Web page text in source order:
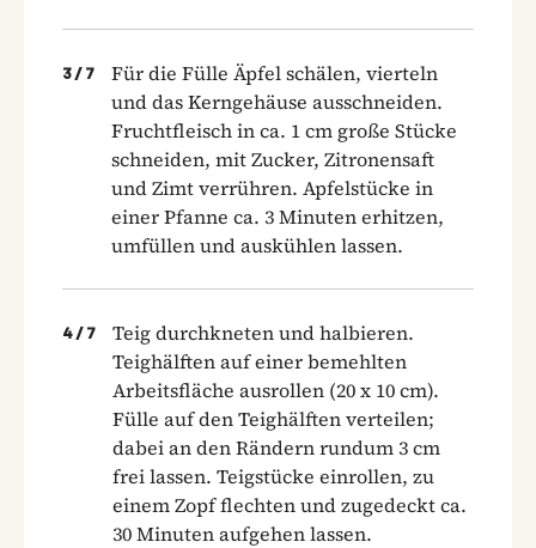
3 / 7
Für die Fülle Äpfel schälen, vierteln
und das Kerngehäuse ausschneiden.
Fruchtfleisch in ca. 1 cm große Stücke
schneiden, mit Zucker, Zitronensaft
und Zimt verrühren. Apfelstücke in
einer Pfanne ca. 3 Minuten erhitzen,
umfüllen und auskühlen lassen.
4 / 7
Teig durchkneten und halbieren.
Teighälften auf einer bemehlten
Arbeitsfläche ausrollen (20 x 10 cm).
Fülle auf den Teighälften verteilen;
dabei an den Rändern rundum 3 cm
frei lassen. Teigstücke einrollen, zu
einem Zopf flechten und zu­gedeckt ca.
30 Minuten aufgehen lassen.